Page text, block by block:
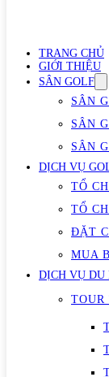
TRANG CHỦ
GIỚI THIỆU
SÂN GOLF
SÂN
SÂN
SÂN
DỊCH VỤ
TỔ
TỔ
ĐẶT
MUA
DỊCH VỤ DU
TOUR